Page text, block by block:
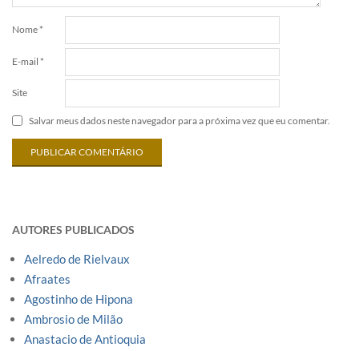
Nome *
E-mail *
Site
Salvar meus dados neste navegador para a próxima vez que eu comentar.
AUTORES PUBLICADOS
Aelredo de Rielvaux
Afraates
Agostinho de Hipona
Ambrosio de Milão
Anastacio de Antioquia